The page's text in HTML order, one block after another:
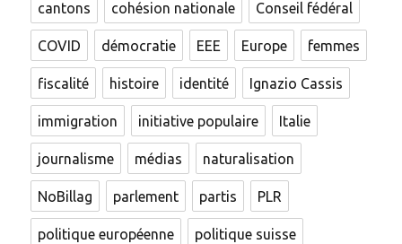
cantons cohésion nationale Conseil fédéral
COVID démocratie EEE Europe femmes
fiscalité histoire identité Ignazio Cassis
immigration initiative populaire Italie
journalisme médias naturalisation
NoBillag parlement partis PLR
politique européenne politique suisse